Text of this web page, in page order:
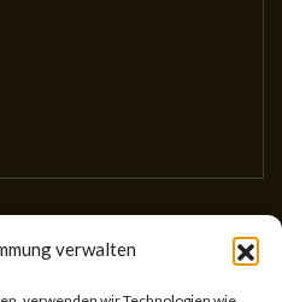
verwaltenSchreiben